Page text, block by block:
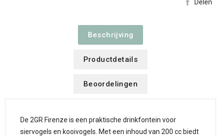
Delen
Beschrijving
Productdetails
Beoordelingen
De 2GR Firenze is een praktische drinkfontein voor
siervogels en kooivogels. Met een inhoud van 200 cc biedt